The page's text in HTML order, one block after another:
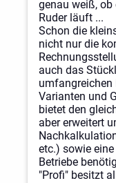
genau weiß,
Ruder läuft ...
Schon die
nicht nur die
auch das
Varianten und
bietet den
aber erweitert
etc.) sowie
Betriebe
"Profi" besitzt